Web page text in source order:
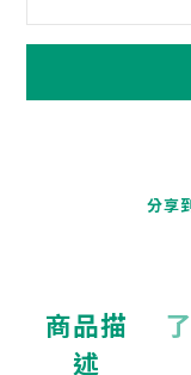
分享
商品描
述